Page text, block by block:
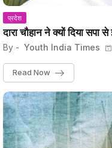
प्रदेश
दारा चौहान ने क्यों दिया सपा
By - Youth India Times
Read Now